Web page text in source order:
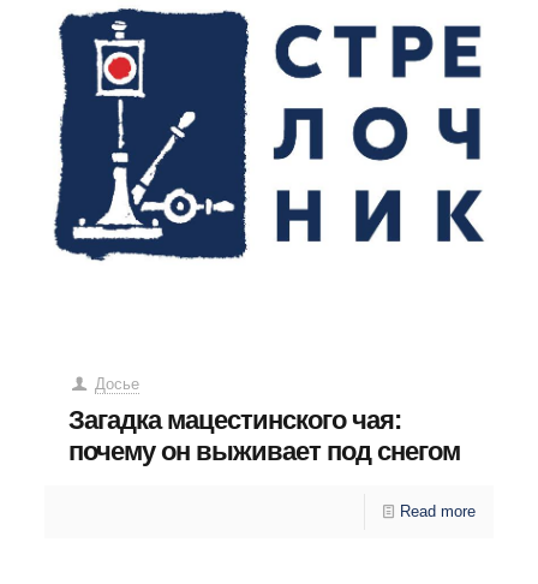
Досье
Загадка мацестинского чая:
почему он выживает под снегом
Read more